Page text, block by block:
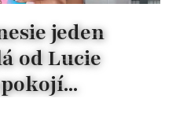
jeden
od Lucie